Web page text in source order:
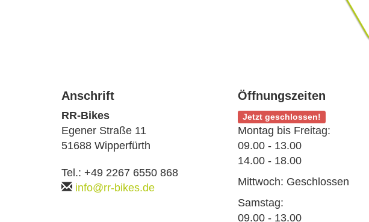
Anschrift
RR-Bikes
Egener Straße 11
51688 Wipperfürth
Tel.: +49 2267 6550 868
info@rr-bikes.de
Öffnungszeiten
Jetzt geschlossen!
Montag bis Freitag:
09.00 - 13.00
14.00 - 18.00
Mittwoch: Geschlossen
Samstag:
09.00 - 13.00